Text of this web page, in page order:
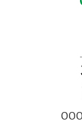
ООО